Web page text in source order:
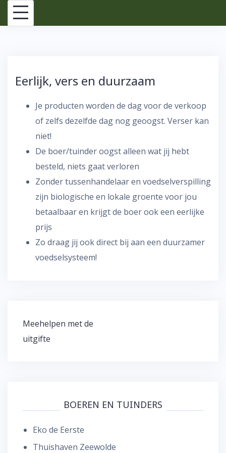
Skip
Eerlijk, vers en duurzaam
Je producten worden de dag voor de verkoop
of zelfs dezelfde dag nog geoogst. Verser kan
niet!
De boer/tuinder oogst alleen wat jij hebt
besteld, niets gaat verloren
Zonder tussenhandelaar en voedselverspilling
zijn biologische en lokale groente voor jou
betaalbaar en krijgt de boer ook een eerlijke
prijs
Zo draag jij ook direct bij aan een duurzamer
voedselsysteem!
Bericht
navigatie
Meehelpen met de
uitgifte
BOEREN EN TUINDERS
Eko de Eerste
Thuishaven Zeewolde